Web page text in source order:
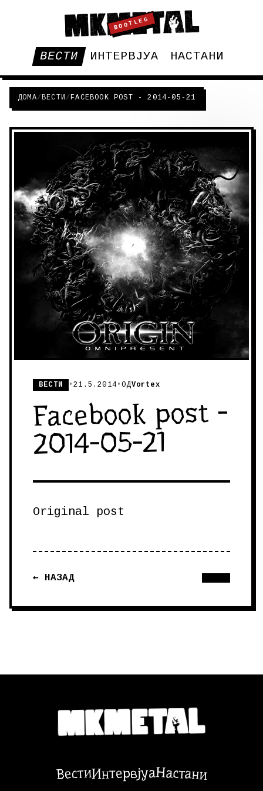
BOOTLEG
ВЕСТИ ИНТЕРВЈУА НАСТАНИ
ДОМА/ВЕСТИ /FACEBOOK POST - 2014-05-21
ВЕСТИ •21.5.2014 •ОДVortex
Facebook post -
2014-05-21
Original post
← НАЗАД
ВестиИнтервјуаНастани